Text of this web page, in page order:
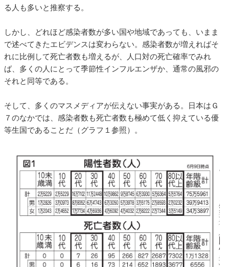
る人も多いと推察する。
しかし、どれほど感染者数が多い国や地域であっても、いまま
で述べてきたエビデンスは変わらない。感染者数が増えればそ
れに比例して死亡者数も増えるが、人口対の死亡確率でみれ
ば、多くの人にとって季節性インフルエンザか、通常の風邪の
それと同等である。
そして、多くのマスメディアが伝えない事実がある。日本はＧ
７のなかでは、感染者数も死亡者数も極めて低く抑えている優
等生国であることだ（グラフ１参照）。